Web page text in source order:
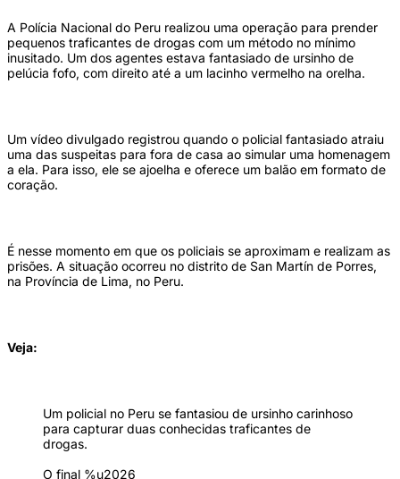
A Polícia Nacional do Peru realizou uma operação para prender
pequenos traficantes de drogas com um método no mínimo
inusitado. Um dos agentes estava fantasiado de ursinho de
pelúcia fofo, com direito até a um lacinho vermelho na orelha.
Um vídeo divulgado registrou quando o policial fantasiado atraiu
uma das suspeitas para fora de casa ao simular uma homenagem
a ela. Para isso, ele se ajoelha e oferece um balão em formato de
coração.
É nesse momento em que os policiais se aproximam e realizam as
prisões. A situação ocorreu no distrito de San Martín de Porres,
na Província de Lima, no Peru.
Veja:
Um policial no Peru se fantasiou de ursinho carinhoso
para capturar duas conhecidas traficantes de
drogas.
O final %u2026